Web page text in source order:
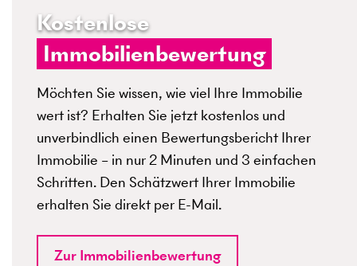
Kostenlose
Immobilienbewertung
Möchten Sie wissen, wie viel Ihre Immobilie
wert ist? Erhalten Sie jetzt kostenlos und
unverbindlich einen Bewertungsbericht Ihrer
Immobilie – in nur 2 Minuten und 3 einfachen
Schritten. Den Schätzwert Ihrer Immobilie
erhalten Sie direkt per E-Mail.
Zur Immobilienbewertung